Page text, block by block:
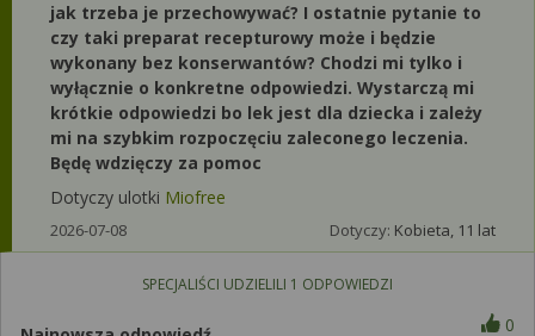
jak trzeba je przechowywać? I ostatnie pytanie to
czy taki preparat recepturowy może i będzie
wykonany bez konserwantów? Chodzi mi tylko i
wyłącznie o konkretne odpowiedzi. Wystarczą mi
krótkie odpowiedzi bo lek jest dla dziecka i zależy
mi na szybkim rozpoczęciu zaleconego leczenia.
Będę wdzięczy za pomoc
Dotyczy ulotki Miofree
2026-07-08 Dotyczy: Kobieta, 11 lat
SPECJALIŚCI UDZIELILI 1 ODPOWIEDZI
0